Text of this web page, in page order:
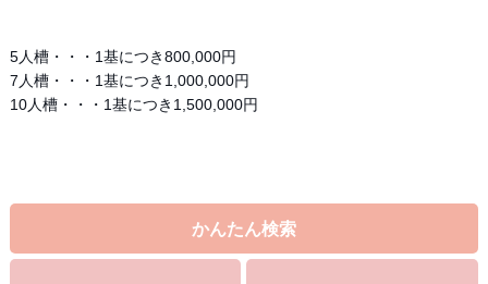
5人槽・・・1基につき800,000円
7人槽・・・1基につき1,000,000円
10人槽・・・1基につき1,500,000円
かんたん検索